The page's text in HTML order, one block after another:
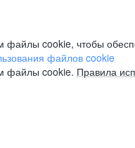
файлы cookie, чтобы
файлов cookie
файлы cookie. Правила